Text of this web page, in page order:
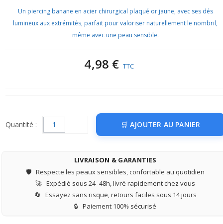
Un piercing banane en acier chirurgical plaqué or jaune, avec ses dés
lumineux aux extrémités, parfait pour valoriser naturellement le nombril,
même avec une peau sensible.
4,98 € TTC
Quantité : AJOUTER AU PANIER
LIVRAISON & GARANTIES
🛡️ Respecte les peaux sensibles, confortable au quotidien
🚀 Expédié sous 24–48h, livré rapidement chez vous
🔄 Essayez sans risque, retours faciles sous 14 jours
🔒 Paiement 100% sécurisé